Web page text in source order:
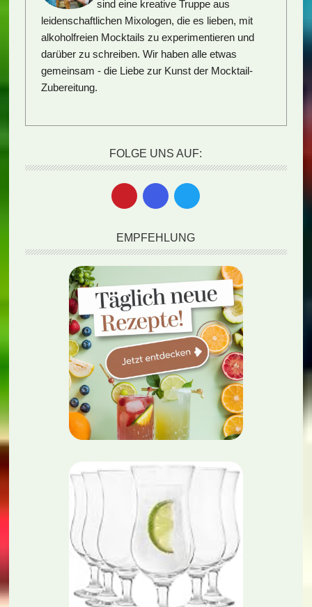
sind eine kreative Truppe aus
leidenschaftlichen Mixologen, die es lieben, mit
alkoholfreien Mocktails zu experimentieren und
darüber zu schreiben. Wir haben alle etwas
gemeinsam - die Liebe zur Kunst der Mocktail-
Zubereitung.
FOLGE UNS AUF:
EMPFEHLUNG